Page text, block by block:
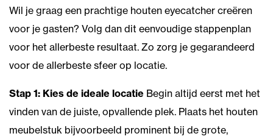
Wil je graag een prachtige houten eyecatcher creëren
voor je gasten? Volg dan dit eenvoudige stappenplan
voor het allerbeste resultaat. Zo zorg je gegarandeerd
voor de allerbeste sfeer op locatie.
Stap 1: Kies de ideale locatie Begin altijd eerst met het
vinden van de juiste, opvallende plek. Plaats het houten
meubelstuk bijvoorbeeld prominent bij de grote,